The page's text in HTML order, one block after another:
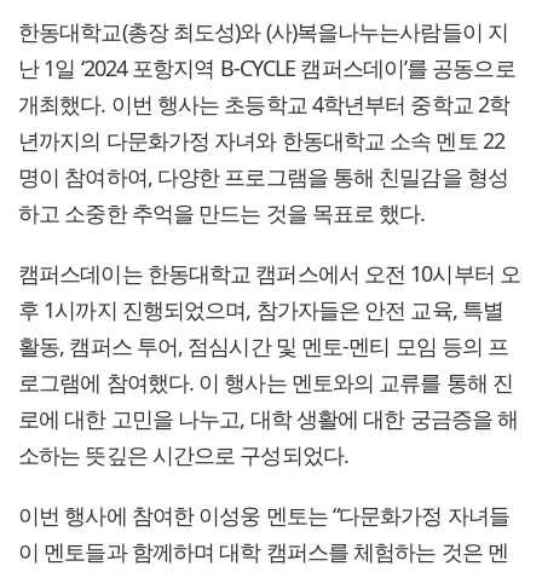
한동대학교(총장 최도성)와 (사)복을나누는사람들이 지
난 1일 ‘2024 포항지역 B-CYCLE 캠퍼스데이’를 공동으로
개최했다. 이번 행사는 초등학교 4학년부터 중학교 2학
년까지의 다문화가정 자녀와 한동대학교 소속 멘토 22
명이 참여하여, 다양한 프로그램을 통해 친밀감을 형성
하고 소중한 추억을 만드는 것을 목표로 했다.
캠퍼스데이는 한동대학교 캠퍼스에서 오전 10시부터 오
후 1시까지 진행되었으며, 참가자들은 안전 교육, 특별
활동, 캠퍼스 투어, 점심시간 및 멘토-멘티 모임 등의 프
로그램에 참여했다. 이 행사는 멘토와의 교류를 통해 진
로에 대한 고민을 나누고, 대학 생활에 대한 궁금증을 해
소하는 뜻깊은 시간으로 구성되었다.
이번 행사에 참여한 이성웅 멘토는 “다문화가정 자녀들
이 멘토들과 함께하며 대학 캠퍼스를 체험하는 것은 멘